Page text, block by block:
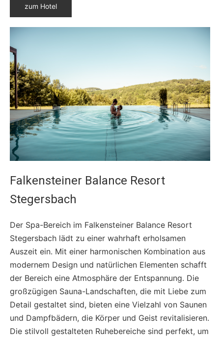
zum Hotel
Falkensteiner Balance Resort
Stegersbach
Der Spa-Bereich im Falkensteiner Balance Resort
Stegersbach lädt zu einer wahrhaft erholsamen
Auszeit ein. Mit einer harmonischen Kombination aus
modernem Design und natürlichen Elementen schafft
der Bereich eine Atmosphäre der Entspannung. Die
großzügigen Sauna-Landschaften, die mit Liebe zum
Detail gestaltet sind, bieten eine Vielzahl von Saunen
und Dampfbädern, die Körper und Geist revitalisieren.
Die stilvoll gestalteten Ruhebereiche sind perfekt, um